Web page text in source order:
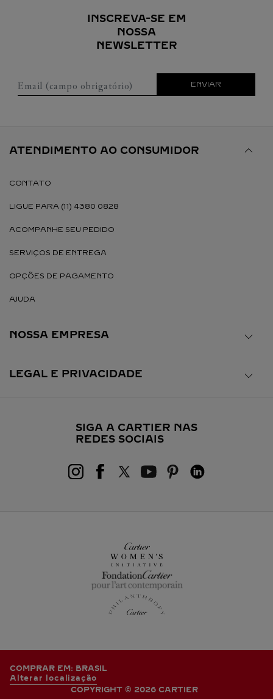
INSCREVA-SE EM
NOSSA
NEWSLETTER
Email (campo obrigatório) ENVIAR
ATENDIMENTO AO CONSUMIDOR
CONTATO
LIGUE PARA (11) 4380 0828
ACOMPANHE SEU PEDIDO
SERVIÇOS DE ENTREGA
OPÇÕES DE PAGAMENTO
AJUDA
NOSSA EMPRESA
LEGAL E PRIVACIDADE
SIGA A CARTIER NAS
REDES SOCIAIS
COMPRAR EM: BRASIL
Alterar localização
COPYRIGHT © 2026 CARTIER